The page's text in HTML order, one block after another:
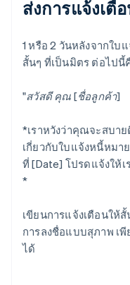
ส่งการแจ้งเตื
1 หรือ 2 วันหลังจากใบ
สั้นๆ ที่เป็นมิตร ต่อไปนี้
"สวัสดี คุณ [ชื่อลูกค้า]
*เราหวังว่าคุณจะสบาย
เกี่ยวกับใบแจ้งหนี้หมา
ที่ [Date] โปรดแจ้งให้
*
เขียนการแจ้งเตือนให้
การลงชื่อแบบสุภาพ เ
ได้